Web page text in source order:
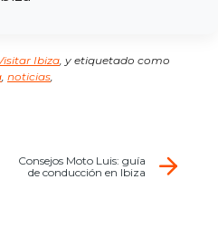
Ibiza, y etiquetado como
, noticias,
Consejos Moto Luis: guía
de conducción en Ibiza